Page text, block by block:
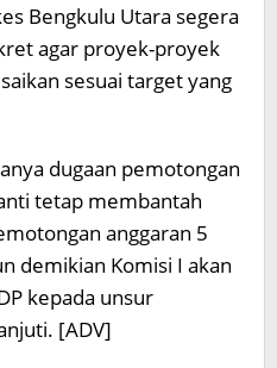
Bengkulu Utara segera
agar proyek-proyek
sesuai target yang
dugaan pemotongan
tetap membantah
anggaran 5
demikian Komisi I akan
kepada unsur
[ADV]